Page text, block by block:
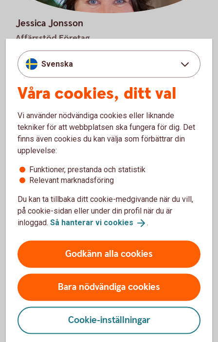
Jessica Jonsson
Affärsstöd Företag
Camilla Nordgren
Ställföreträdande Chef Hudik Företag & Private
Banking
Juha Aura
Kundansvarig Private Banking
Svenska
Våra cookies, ditt val
Vi använder nödvändiga cookies eller liknande
tekniker för att webbplatsen ska fungera för dig. Det
finns även cookies du kan välja som förbättrar din
upplevelse:
Funktioner, prestanda och statistik
Relevant marknadsföring
Du kan ta tillbaka ditt cookie-medgivande när du vill,
på cookie-sidan eller under din profil när du är
inloggad. Så hanterar vi cookies .
Godkänn alla cookies
Bara nödvändiga cookies
Cookie-inställningar